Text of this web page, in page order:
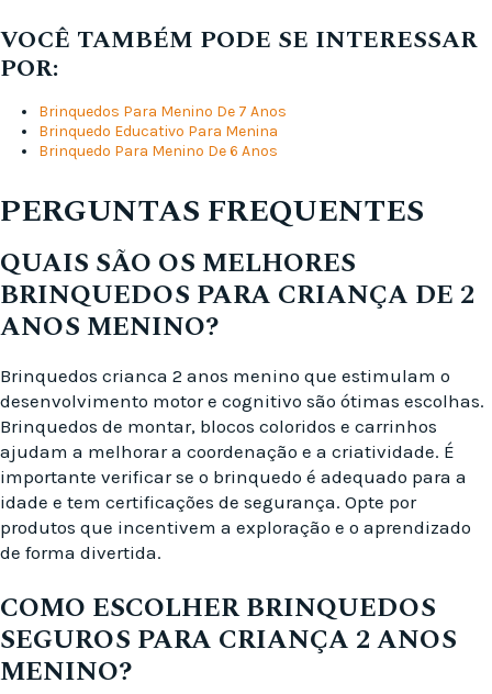
VOCÊ TAMBÉM PODE SE INTERESSAR
POR:
Brinquedos Para Menino De 7 Anos
Brinquedo Educativo Para Menina
Brinquedo Para Menino De 6 Anos
PERGUNTAS FREQUENTES
QUAIS SÃO OS MELHORES
BRINQUEDOS PARA CRIANÇA DE 2
ANOS MENINO?
Brinquedos crianca 2 anos menino que estimulam o
desenvolvimento motor e cognitivo são ótimas escolhas.
Brinquedos de montar, blocos coloridos e carrinhos
ajudam a melhorar a coordenação e a criatividade. É
importante verificar se o brinquedo é adequado para a
idade e tem certificações de segurança. Opte por
produtos que incentivem a exploração e o aprendizado
de forma divertida.
COMO ESCOLHER BRINQUEDOS
SEGUROS PARA CRIANÇA 2 ANOS
MENINO?